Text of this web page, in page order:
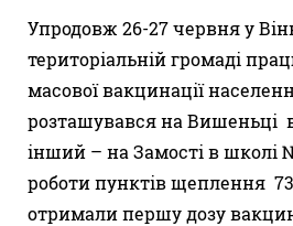
Упродовж 26-27 червня у
територіальній громаді
масової вакцинації
розташувався на Вишеньці
інший – на Замості в школі
роботи пунктів щеплення
отримали першу дозу